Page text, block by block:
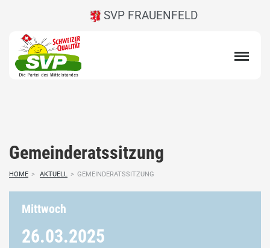
SVP FRAUENFELD
Gemeinderatssitzung
HOME > AKTUELL > GEMEINDERATSSITZUNG
Mittwoch
26.03.2025